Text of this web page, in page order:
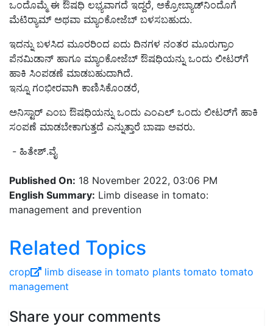
ಒಂದೊಮ್ಮೆ ಈ ಔಷಧಿ ಲಭ್ಯವಾಗದೆ ಇದ್ದರೆ, ಅಕ್ರೋಬ್ಯಾಡ್‌ನಿಂದೊಗೆ
ಮೆಟಿರ್‍ಯಾಮ್‌ ಅಥವಾ ಮ್ಯಾಂಕೋಜೆಬ್‌ ಬಳಸಬಹುದು.
ಇದನ್ನು ಬಳಸಿದ ಮೂರರಿಂದ ಐದು ದಿನಗಳ ನಂತರ ಮೂರುಗ್ರಾಂ
ಪೆನಮಿಡಾನ್‌ ಹಾಗೂ ಮ್ಯಾಂಕೋಜೆಬ್‌ ಔಷಧಿಯನ್ನು ಒಂದು ಲೀಟರ್‌ಗೆ
ಹಾಕಿ ಸಿಂಪಡಣೆ ಮಾಡಬಹುದಾಗಿದೆ.
ಇನ್ನೂ ಗಂಭೀರವಾಗಿ ಕಾಣಿಸಿಕೊಂಡರೆ,
ಅನಿಸ್ಟಾರ್‌ ಎಂಬ ಔಷಧಿಯನ್ನು ಒಂದು ಎಂಎಲ್‌ ಒಂದು ಲೀಟರ್‌ಗೆ ಹಾಕಿ
ಸಂಪಣೆ ಮಾಡಬೇಕಾಗುತ್ತದೆ ಎನ್ನುತ್ತಾರೆ ಬಾಷಾ ಅವರು.
- ಹಿತೇಶ್‌.ವೈ
Published On: 18 November 2022, 03:06 PM
English Summary: Limb disease in tomato:
management and prevention
Related Topics
crop limb disease in tomato plants tomato tomato
management
Share your comments